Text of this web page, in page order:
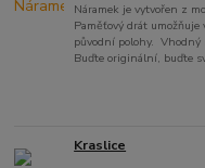
Náramek je vytvořen z
Paměťový drát
původní polohy. Vhodný
Buďte originální, buďte
Kraslice